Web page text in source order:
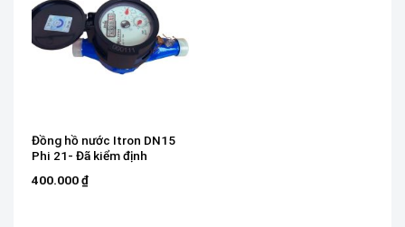
Đồng hồ nước Itron DN15
Phi 21- Đã kiểm định
400.000₫